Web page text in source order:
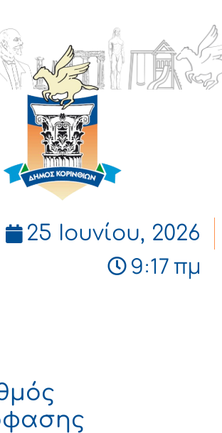
25 Ιουνίου, 2026
9:17 πμ